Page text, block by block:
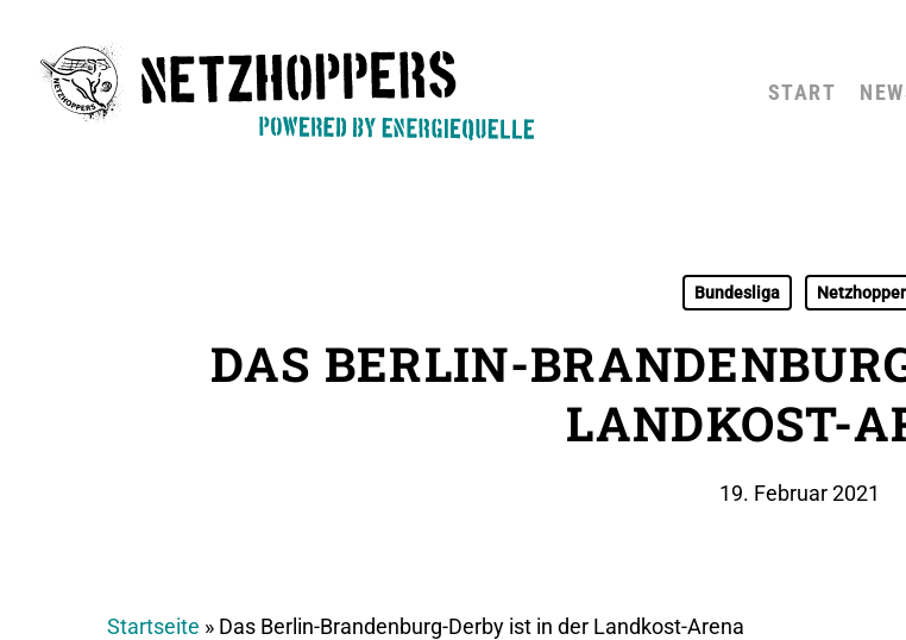
main
content
START
Bundesliga
DAS BERLIN-
LANDKOST-
19. Februar 2021
Startseite » Das Berlin-Brandenburg-Derby ist in der Landkost-Arena